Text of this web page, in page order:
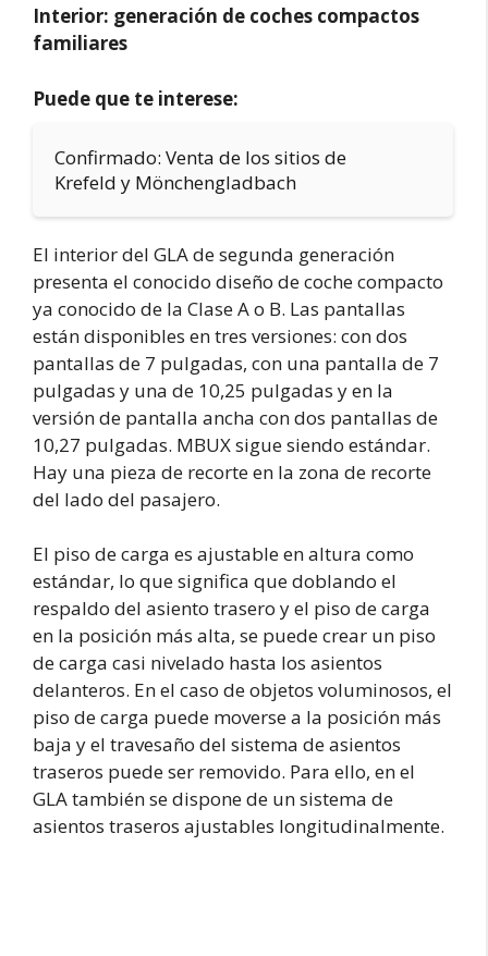
Interior: generación de coches compactos
familiares
Puede que te interese:
Confirmado: Venta de los sitios de
Krefeld y Mönchengladbach
El interior del GLA de segunda generación
presenta el conocido diseño de coche compacto
ya conocido de la Clase A o B. Las pantallas
están disponibles en tres versiones: con dos
pantallas de 7 pulgadas, con una pantalla de 7
pulgadas y una de 10,25 pulgadas y en la
versión de pantalla ancha con dos pantallas de
10,27 pulgadas. MBUX sigue siendo estándar.
Hay una pieza de recorte en la zona de recorte
del lado del pasajero.
El piso de carga es ajustable en altura como
estándar, lo que significa que doblando el
respaldo del asiento trasero y el piso de carga
en la posición más alta, se puede crear un piso
de carga casi nivelado hasta los asientos
delanteros. En el caso de objetos voluminosos, el
piso de carga puede moverse a la posición más
baja y el travesaño del sistema de asientos
traseros puede ser removido. Para ello, en el
GLA también se dispone de un sistema de
asientos traseros ajustables longitudinalmente.